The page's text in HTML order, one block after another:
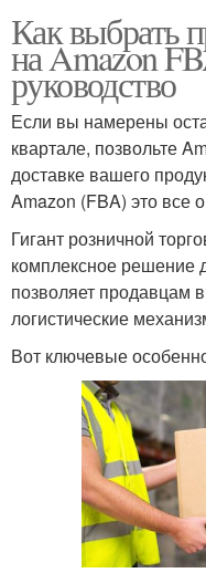
Как выбрать
на Amazon
руководство
Если вы намерены
квартале, позвольте
доставке вашего
Amazon (FBA) это все
Гигант розничной
комплексное решение
позволяет продавцам
логистические
Вот ключевые